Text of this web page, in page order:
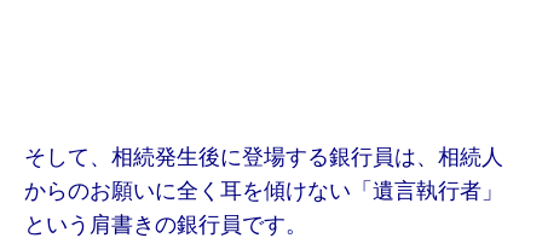
そして、相続発生後に登場する銀行員は、相続人
からのお願いに全く耳を傾けない「遺言執行者」
という肩書きの銀行員です。